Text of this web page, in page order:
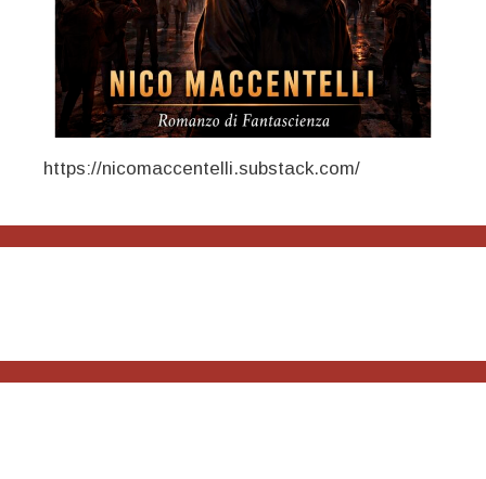
https://nicomaccentelli.substack.com/